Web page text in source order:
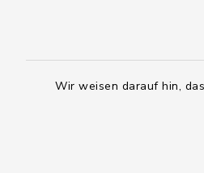
Wir weisen darauf hin,